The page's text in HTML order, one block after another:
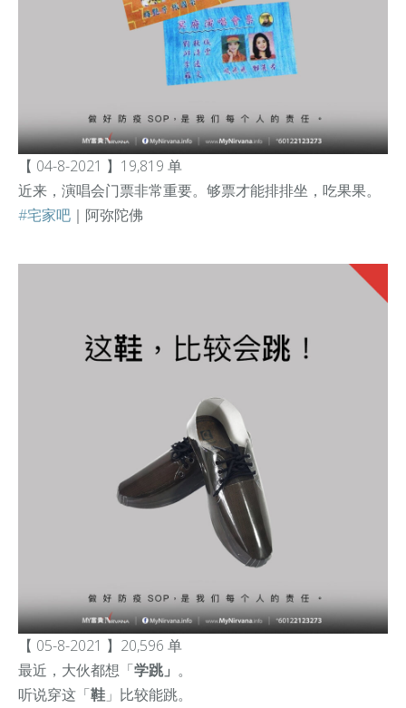
【 04-8-2021 】19,819 单
近来，演唱会门票非常重要。够票才能排排坐，吃果果。
#宅家吧 ｜阿弥陀佛
【 05-8-2021 】20,596 单
最近，大伙都想 「学跳」 。
听说穿这「鞋 」比较能跳。